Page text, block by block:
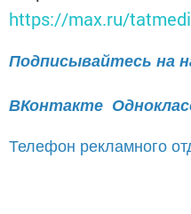
https://max.ru/
Подписывайтесь на
ВКонтакте
Телефон рекламного